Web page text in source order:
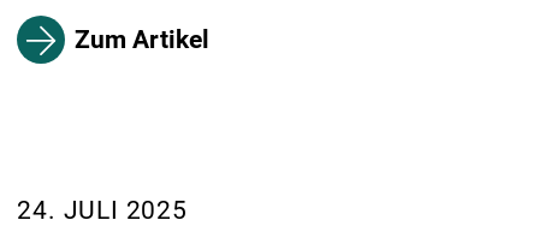
Zum Artikel
24. JULI 2025